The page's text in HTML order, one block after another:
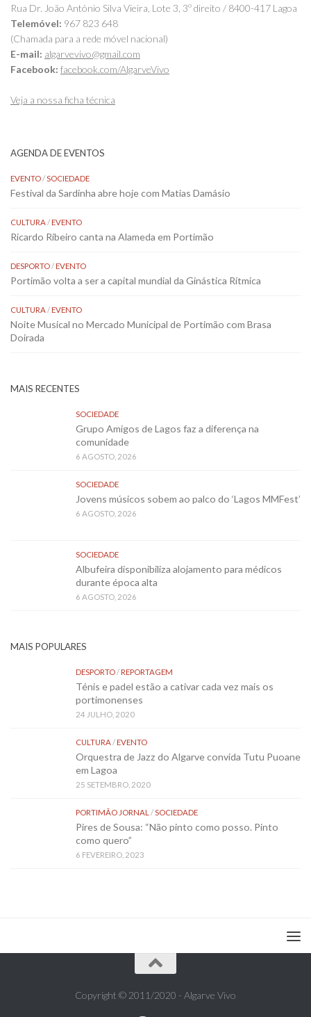
Rua Dr. João António Silva Vieira, Lote 3, 3º direito / 8400-417 Lagoa
Telemóvel: 967 823 648
(Chamada para a rede móvel nacional)
E-mail: algarvevivo@gmail.com
Facebook: facebook.com/AlgarveVivo
Veja a nossa ficha técnica
AGENDA DE EVENTOS
EVENTO/SOCIEDADE
Festival da Sardinha abre hoje com Matias Damásio
CULTURA/EVENTO
Ricardo Ribeiro canta na Alameda em Portimão
DESPORTO/EVENTO
Portimão volta a ser a capital mundial da Ginástica Rítmica
CULTURA/EVENTO
Noite Musical no Mercado Municipal de Portimão com Brasa
Doirada
MAIS RECENTES
SOCIEDADE
Grupo Amigos de Lagos faz a diferença na
comunidade
6 AGOSTO, 2026
SOCIEDADE
Jovens músicos sobem ao palco do ‘Lagos MMFest’
6 AGOSTO, 2026
SOCIEDADE
Albufeira disponibiliza alojamento para médicos
durante época alta
6 AGOSTO, 2026
MAIS POPULARES
DESPORTO/REPORTAGEM
Ténis e padel estão a cativar cada vez mais os
portimonenses
24 JULHO, 2020
CULTURA/EVENTO
Orquestra de Jazz do Algarve convida Tutu Puoane
em Lagoa
25 SETEMBRO, 2020
PORTIMÃO JORNAL /SOCIEDADE
Pires de Sousa: “Não pinto como posso. Pinto
como quero”
6 FEVEREIRO, 2023
Copyright © 2011/2020 - Algarve Vivo